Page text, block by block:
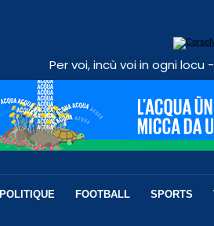
Per voi, incù voi in ogni locu
POLITIQUE FOOTBALL SPORTS